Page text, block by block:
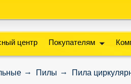
центр Покупателям
Пилы Пила